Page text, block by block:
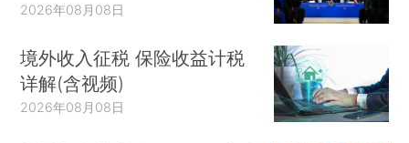
2026年08月08日
境外收入征税 保险收益计税
详解(含视频)
2026年08月08日